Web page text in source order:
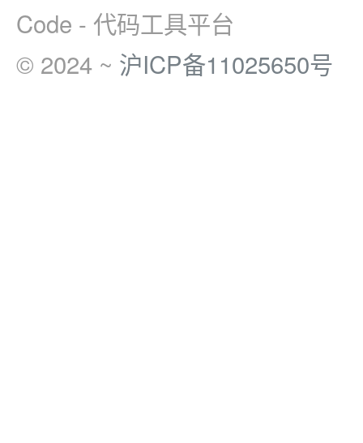
Code - 代码工具平台
© 2024 ~ 沪ICP备11025650号